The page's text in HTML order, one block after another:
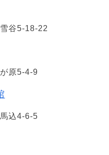
谷5-18-22
原5-4-9
込4-6-5